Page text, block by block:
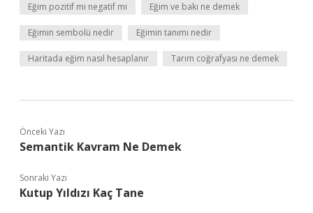
Eğim pozitif mi negatif mi Eğim ve bakı ne demek
Eğimin sembolü nedir Eğimin tanımı nedir
Haritada eğim nasıl hesaplanır Tarım coğrafyası ne demek
Önceki Yazı
Semantik Kavram Ne Demek
Sonraki Yazı
Kutup Yıldızı Kaç Tane